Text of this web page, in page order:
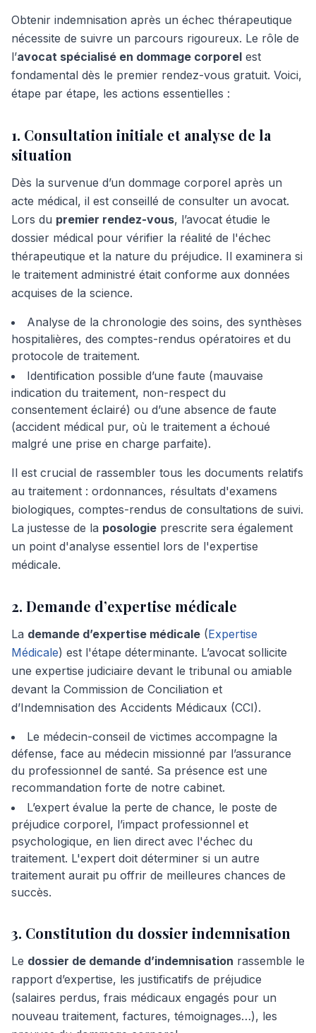
Obtenir indemnisation après un échec thérapeutique
nécessite de suivre un parcours rigoureux. Le rôle de
l’avocat spécialisé en dommage corporel est
fondamental dès le premier rendez-vous gratuit. Voici,
étape par étape, les actions essentielles :
1. Consultation initiale et analyse de la
situation
Dès la survenue d’un dommage corporel après un
acte médical, il est conseillé de consulter un avocat.
Lors du premier rendez-vous, l’avocat étudie le
dossier médical pour vérifier la réalité de l'échec
thérapeutique et la nature du préjudice. Il examinera si
le traitement administré était conforme aux données
acquises de la science.
Analyse de la chronologie des soins, des synthèses
hospitalières, des comptes-rendus opératoires et du
protocole de traitement.
Identification possible d’une faute (mauvaise
indication du traitement, non-respect du
consentement éclairé) ou d’une absence de faute
(accident médical pur, où le traitement a échoué
malgré une prise en charge parfaite).
Il est crucial de rassembler tous les documents relatifs
au traitement : ordonnances, résultats d'examens
biologiques, comptes-rendus de consultations de suivi.
La justesse de la posologie prescrite sera également
un point d'analyse essentiel lors de l'expertise
médicale.
2. Demande d’expertise médicale
La demande d’expertise médicale (Expertise
Médicale) est l'étape déterminante. L’avocat sollicite
une expertise judiciaire devant le tribunal ou amiable
devant la Commission de Conciliation et
d’Indemnisation des Accidents Médicaux (CCI).
Le médecin-conseil de victimes accompagne la
défense, face au médecin missionné par l’assurance
du professionnel de santé. Sa présence est une
recommandation forte de notre cabinet.
L’expert évalue la perte de chance, le poste de
préjudice corporel, l’impact professionnel et
psychologique, en lien direct avec l'échec du
traitement. L'expert doit déterminer si un autre
traitement aurait pu offrir de meilleures chances de
succès.
3. Constitution du dossier indemnisation
Le dossier de demande d’indemnisation rassemble le
rapport d’expertise, les justificatifs de préjudice
(salaires perdus, frais médicaux engagés pour un
nouveau traitement, factures, témoignages…), les